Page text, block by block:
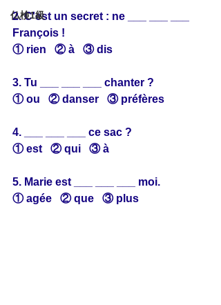
仏検1級
2. C'est un secret : ne ___ ___ ___
François !
① rien   ② à   ③ dis
3. Tu ___ ___ ___ chanter ?
① ou   ② danser   ③ préfères
4. ___ ___ ___ ce sac ?
① est   ② qui   ③ à
5. Marie est ___ ___ ___ moi.
① agée   ② que   ③ plus